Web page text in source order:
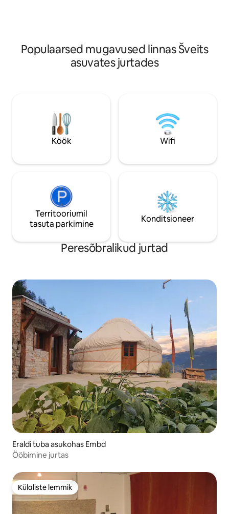
ja salapärane. - elekter - külmik - sinu
maitsele vastamine - jagatud
Populaarsed mugavused linnas Šveits
asuvates jurtades
Köök Wifi
Territooriumil
tasuta parkimine
Konditsioneer
Peresõbralikud jurtad
Eraldi tuba asukohas Embd
Ööbimine jurtas
Külaliste lemmik
Külaliste lemmik